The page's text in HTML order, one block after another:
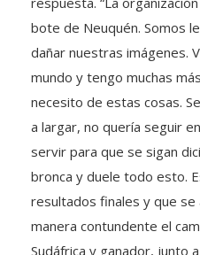
bote de Neuquén. Somos
dañar nuestras imágenes.
mundo y tengo muchas
necesito de estas cosas.
a largar, no quería seguir
servir para que se sigan
bronca y duele todo esto.
resultados finales y que se
manera contundente el
Sudáfrica y ganador, junto